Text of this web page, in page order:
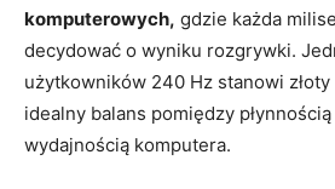
komputerowych, gdzie każda
decydować o wyniku rozgrywki.
użytkowników 240 Hz stanowi
idealny balans pomiędzy
wydajnością komputera.